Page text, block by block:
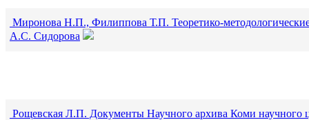
Миронова Н.П., Филиппова Т.П. Теоретико-методологические
А.С. Сидорова
Рощевская Л.П. Документы Научного архива Коми научного